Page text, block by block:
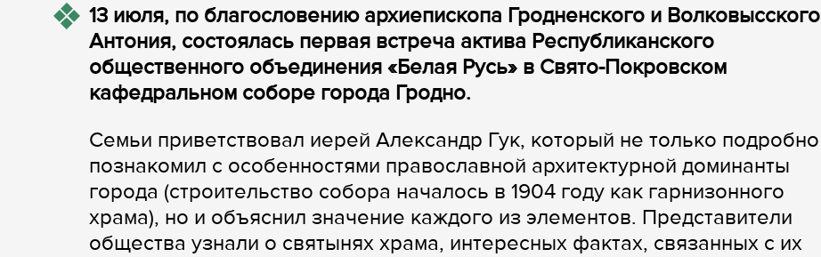
13 июля, по благословению архиепископа Гродненского и Волковысского
Антония, состоялась первая встреча актива Республиканского
общественного объединения «Белая Русь» в Свято-Покровском
кафедральном соборе города Гродно.
Семьи приветствовал иерей Александр Гук, который не только подробно
познакомил с особенностями православной архитектурной доминанты
города (строительство собора началось в 1904 году как гарнизонного
храма), но и объяснил значение каждого из элементов. Представители
общества узнали о святынях храма, интересных фактах, связанных с их